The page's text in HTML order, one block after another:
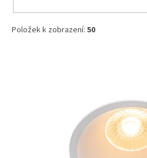
Položek k zobrazení: 50